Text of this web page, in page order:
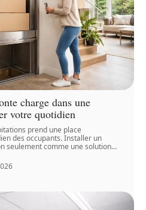
charge dans une
votre quotidien
prend une place
des occupants. Installer un
seulement comme une solution…